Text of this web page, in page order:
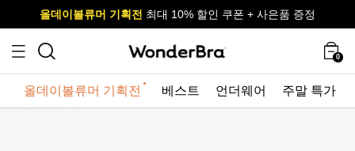
사이즈 무료 교환 서비스
올데이볼류머 기획전 최대 10% 할인 쿠폰 + 사은품 증정
사이즈 무료 교환 서비스
올데이볼류머 기획전
0
올데이볼류머 기획전 베스트 언더웨어 주말 특가